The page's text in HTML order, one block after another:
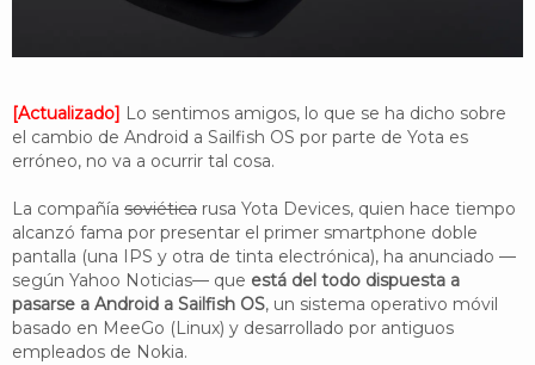
[Actualizado] Lo sentimos amigos, lo que se ha dicho sobre
el cambio de Android a Sailfish OS por parte de Yota es
erróneo, no va a ocurrir tal cosa.
La compañía soviética rusa Yota Devices, quien hace tiempo
alcanzó fama por presentar el primer smartphone doble
pantalla (una IPS y otra de tinta electrónica), ha anunciado —
según Yahoo Noticias— que está del todo dispuesta a
pasarse a Android a Sailfish OS, un sistema operativo móvil
basado en MeeGo (Linux) y desarrollado por antiguos
empleados de Nokia.